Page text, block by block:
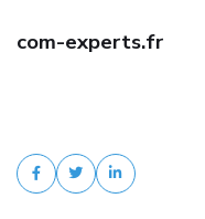
com-experts.fr